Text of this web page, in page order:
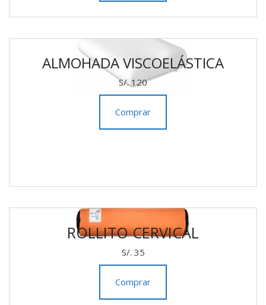
ALMOHADA VISCOELÁSTICA
S/. 120
Comprar
ROLLITO CERVICAL
S/. 35
Comprar